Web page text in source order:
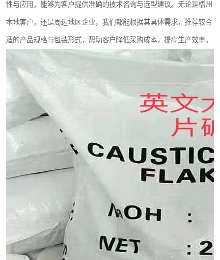
性与应用，能够为客户提供准确的技术咨询与选型建议。无论是梧州
本地客户，还是周边地区企业，我们都能根据其具体需求，推荐较合
适的产品规格与包装形式，帮助客户降低采购成本，提高生产效率。